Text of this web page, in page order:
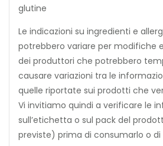
glutine
Le indicazioni su ingredienti e
potrebbero variare per modifiche
dei produttori che potrebbero
causare variazioni tra le
quelle riportate sui prodotti che
Vi invitiamo quindi a verificare le
sull’etichetta o sul pack del
previste) prima di consumarlo o di